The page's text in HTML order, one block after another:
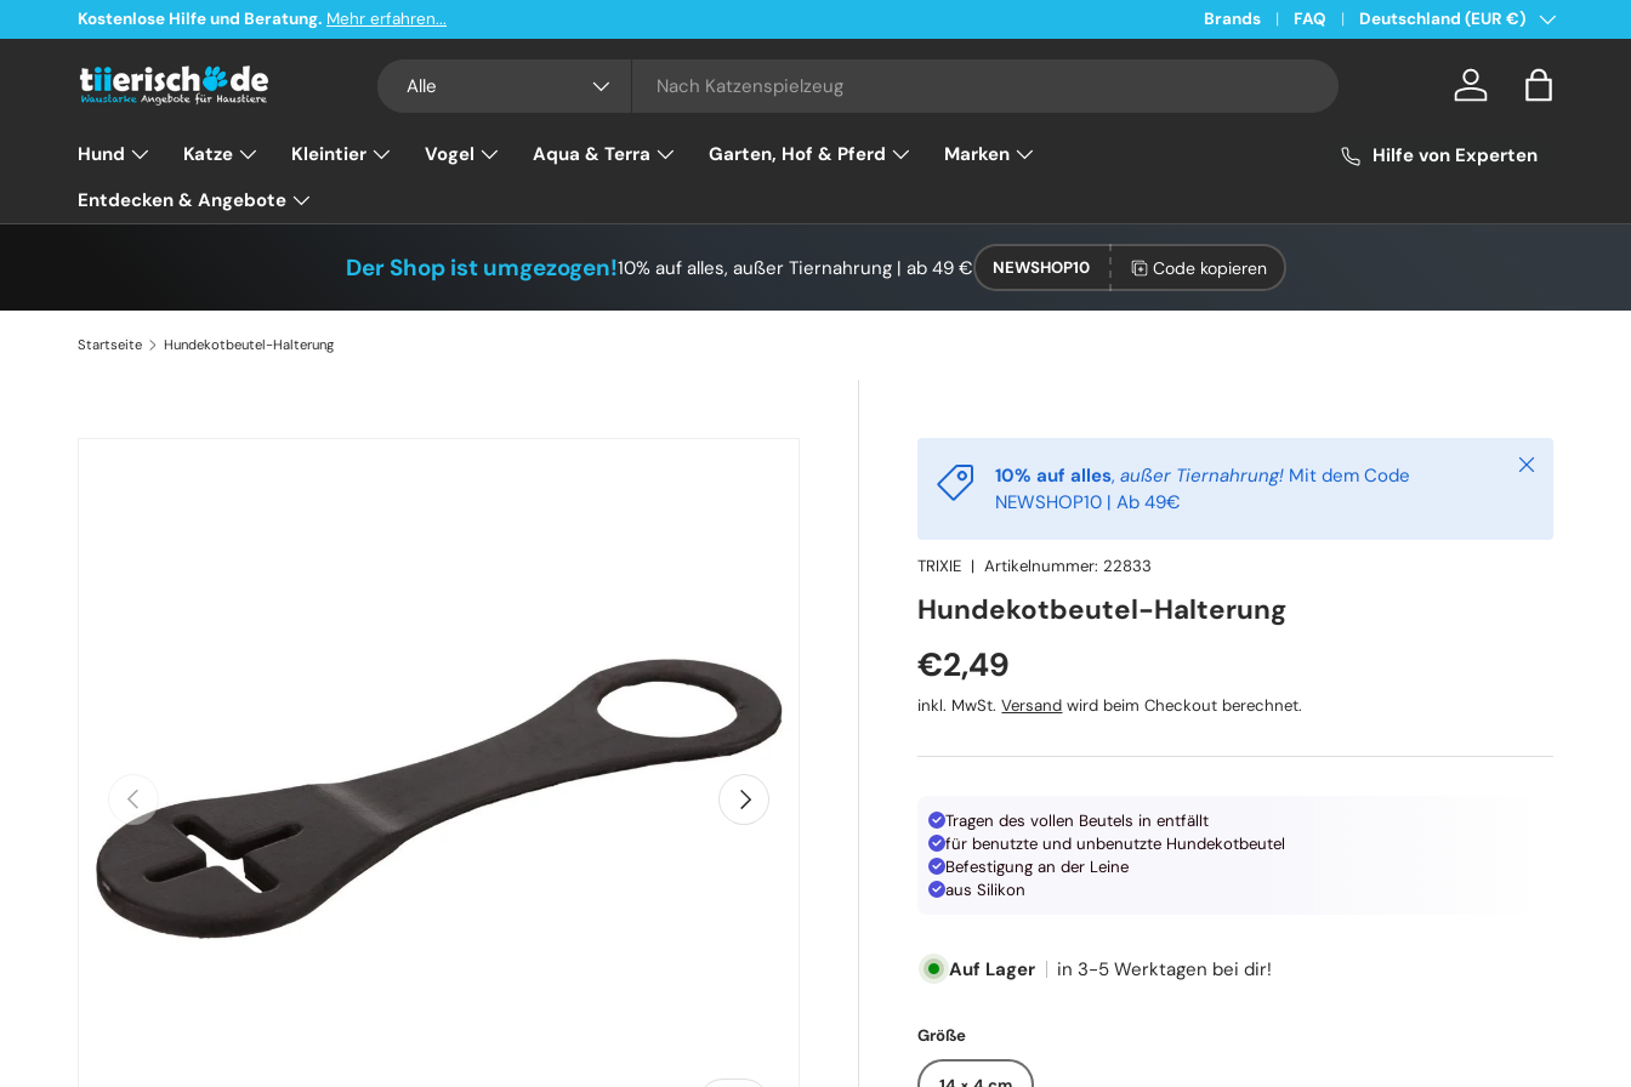
Direkt zum Inhalt
Kostenlose Hilfe und Beratung. Mehr erfahren... Kostenloser Versand ab 49€ in Deutschland
Brands FAQ Land/Region
Deutschland (EUR €)
Alle Konto
Hund Katze Kleintier Vogel Aqua & Terra Garten, Hof & Pferd
Marken
Entdecken & Angebote
Hilfe von Experten
Der Shop ist umgezogen!10% auf alles, außer Tiernahrung | ab 49 € NEWSHOP10 Code kopieren
Startseite Hundekotbeutel-Halterung
Vorherige Nächste
10% auf alles,außer Tiernahrung! Mit dem Code
NEWSHOP10 | Ab 49€
Schließen
TRIXIE |Artikelnummer: 22833
TRIXIE
Hundekotbeutel-Halterung
Normaler Preis
€2,49
inkl. MwSt.Versand wird beim Checkout berechnet.
Tragen des vollen Beutels in entfällt
für benutzte und unbenutzte Hundekotbeutel
Befestigung an der Leine
aus Silikon
Auf Lager in 3-5 Werktagen bei dir!
Größe